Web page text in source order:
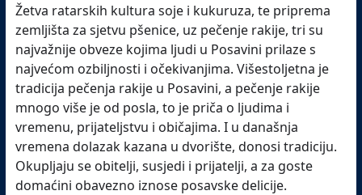
Žetva ratarskih kultura soje i kukuruza, te priprema
zemljišta za sjetvu pšenice, uz pečenje rakije, tri su
najvažnije obveze kojima ljudi u Posavini prilaze s
najvećom ozbiljnosti i očekivanjima. Višestoljetna je
tradicija pečenja rakije u Posavini, a pečenje rakije
mnogo više je od posla, to je priča o ljudima i
vremenu, prijateljstvu i običajima. I u današnja
vremena dolazak kazana u dvorište, donosi tradiciju.
Okupljaju se obitelji, susjedi i prijatelji, a za goste
domaćini obavezno iznose posavske delicije.